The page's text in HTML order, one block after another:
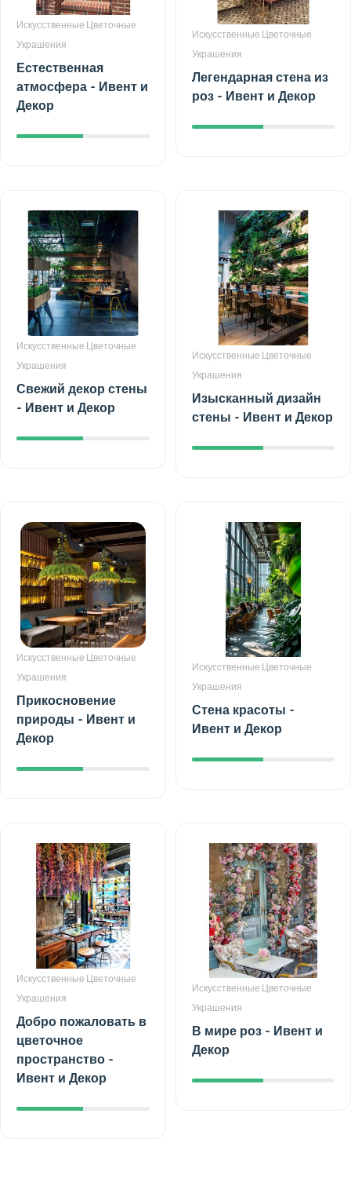
Искусственные Цветочные
Украшения
Естественная
атмосфера - Ивент и
Декор
Искусственные Цветочные
Украшения
Легендарная стена из
роз - Ивент и Декор
Искусственные Цветочные
Украшения
Свежий декор стены
- Ивент и Декор
Искусственные Цветочные
Украшения
Изысканный дизайн
стены - Ивент и Декор
Искусственные Цветочные
Украшения
Прикосновение
природы - Ивент и
Декор
Искусственные Цветочные
Украшения
Стена красоты -
Ивент и Декор
Искусственные Цветочные
Украшения
Добро пожаловать в
цветочное
пространство -
Ивент и Декор
Искусственные Цветочные
Украшения
В мире роз - Ивент и
Декор